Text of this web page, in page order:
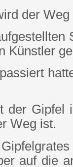
der
Künstler
der Gipfel
Weg ist.
auf die